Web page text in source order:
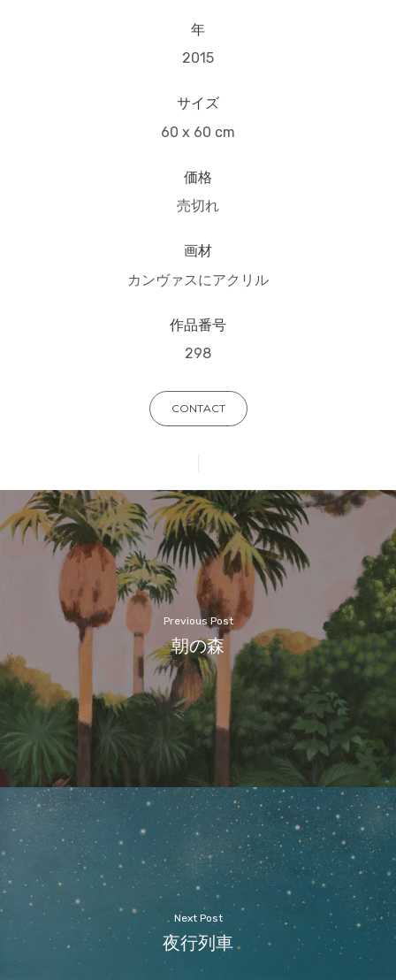
年
2015
サイズ
60 x 60 cm
価格
売切れ
画材
カンヴァスにアクリル
作品番号
298
CONTACT
Previous Post
朝の森
Next Post
夜行列車